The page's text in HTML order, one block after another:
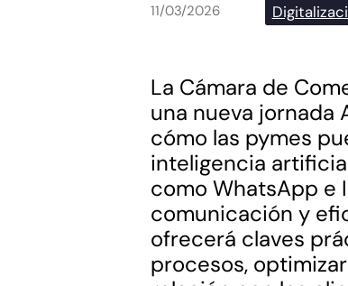
11/03/2026
La Cámara de
una nueva jornada
cómo las pymes
inteligencia
como WhatsApp e
comunicación y
ofrecerá claves
procesos,